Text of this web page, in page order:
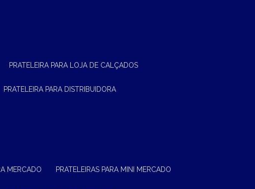
PRATELEIRA PARA LOJA DE CALÇADOS
PRATELEIRA PARA DISTRIBUIDORA
MERCADO PRATELEIRAS PARA MINI MERCADO